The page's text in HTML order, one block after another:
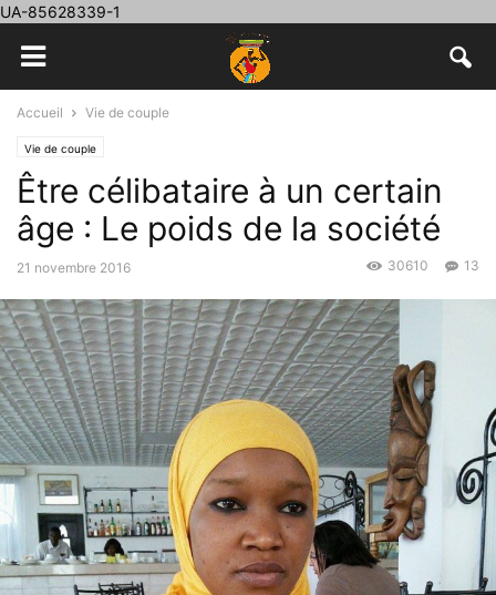
UA-85628339-1
Accueil Vie de couple
Vie de couple
Être célibataire à un certain
âge : Le poids de la société
21 novembre 2016 13
30610